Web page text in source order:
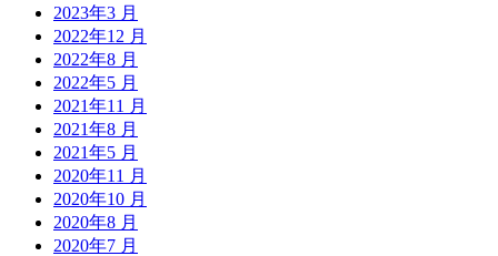
2023年3 月
2022年12 月
2022年8 月
2022年5 月
2021年11 月
2021年8 月
2021年5 月
2020年11 月
2020年10 月
2020年8 月
2020年7 月